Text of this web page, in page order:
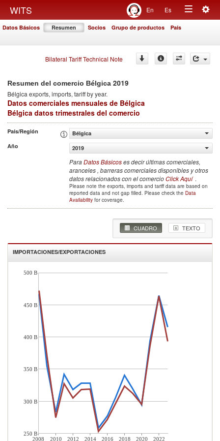
WITS En Es
Toggle
Datos Básicos Resumen Socios Grupo de productos País
Bilateral Tariff Technical Note
Resumen del comercio Bélgica 2019
Bélgica exports, imports, tariff by year.
Datos comerciales mensuales de Bélgica
Bélgica datos trimestrales del comercio
País/Región
Bélgica
Año
2019
ParaDatos Básicoses decir últimas comerciales,
aranceles , barreras comerciales disponibles y otros
datos relacionados con el comercioClick Aquí .
Please note the exports, imports and tariff data are based on
reported data and not gap filled. Please check the Data
Availability for coverage.
CUADRO TEXTO
IMPORTACIONES/EXPORTACIONES
2008 2010 2012 2014 2016 2018 2020 2022
500 B
450 B
400 B
350 B
300 B
250 B